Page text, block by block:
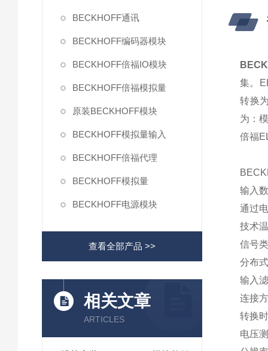
BECKHOFF通讯
BECKHOFF编码器模块
BECKHOFF倍福IO模块
BECKHOFF倍福模拟量
原装BECKHOFF模块
BECKHOFF模拟量输入
BECKHOFF倍福代理
BECKHOFF模拟量
BECKHOFF电源模块
查看全部产品 >>
相关文章
ARTICLES
集。
转换
为：
倍福
输入
通过
技术
信号
分布
输入
连接
转换
电压